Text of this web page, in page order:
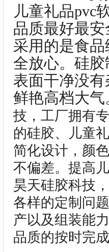
儿童礼品pvc
品质最好最
采用的是食
全放心。硅
表面干净没
鲜艳高档大气
技，工厂拥有
的硅胶、儿童
简化设计，颜
不偏差。 提高
昊天硅胶科技
各样的定制问
产以及组装能
品质的按时完